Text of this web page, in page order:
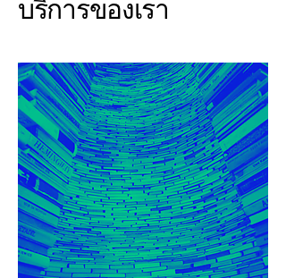
บริการของเรา